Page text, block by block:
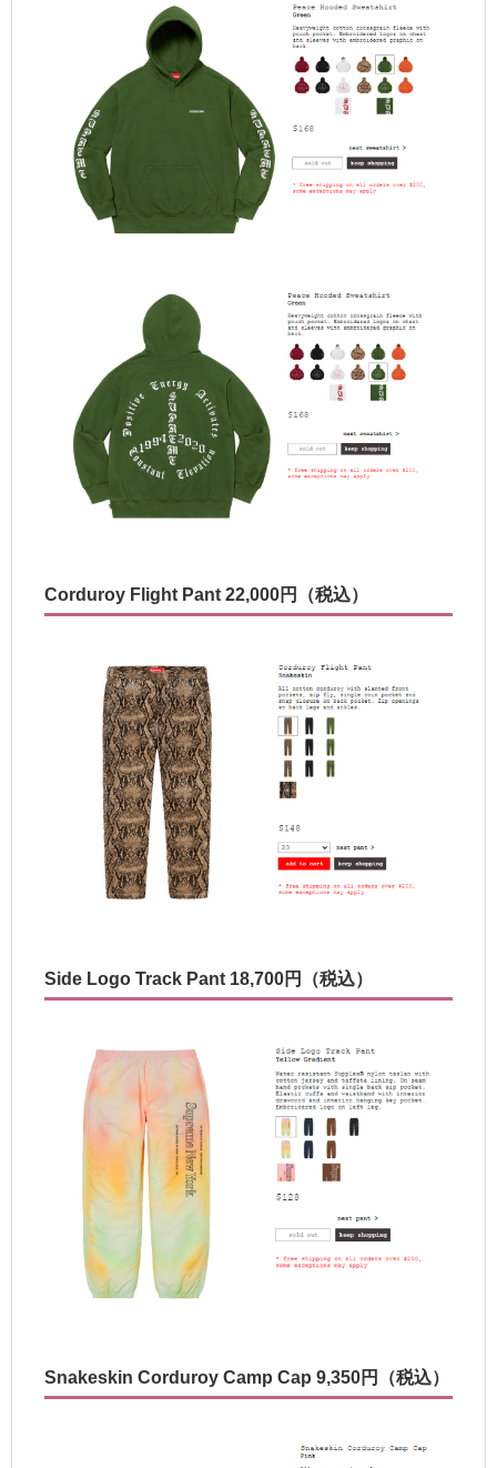
Corduroy Flight Pant 22,000円（税込）
Side Logo Track Pant 18,700円（税込）
Snakeskin Corduroy Camp Cap 9,350円（税込）